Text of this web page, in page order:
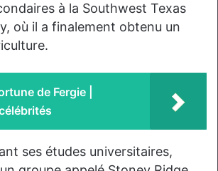
à la Southwest Texas
où il a finalement obtenu un
de Fergie |
ses études universitaires,